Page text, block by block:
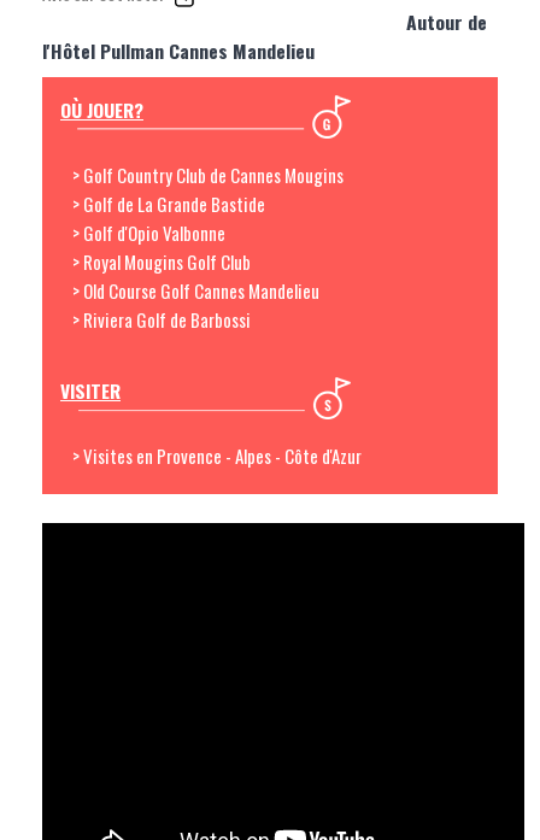
Autour de
l'Hôtel Pullman Cannes Mandelieu
OÙ JOUER?
> Golf Country Club de Cannes Mougins
> Golf de La Grande Bastide
> Golf d'Opio Valbonne
> Royal Mougins Golf Club
> Old Course Golf Cannes Mandelieu
> Riviera Golf de Barbossi
VISITER
> Visites en Provence - Alpes - Côte d'Azur